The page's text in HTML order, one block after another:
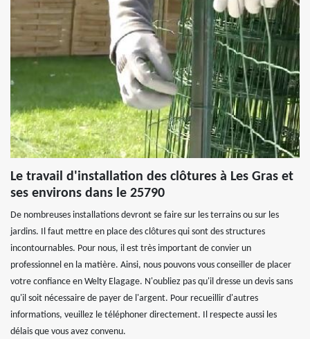
Le travail d'installation des clôtures à Les Gras et
ses environs dans le 25790
De nombreuses installations devront se faire sur les terrains ou sur les
jardins. Il faut mettre en place des clôtures qui sont des structures
incontournables. Pour nous, il est très important de convier un
professionnel en la matière. Ainsi, nous pouvons vous conseiller de placer
votre confiance en Welty Elagage. N'oubliez pas qu'il dresse un devis sans
qu'il soit nécessaire de payer de l'argent. Pour recueillir d'autres
informations, veuillez le téléphoner directement. Il respecte aussi les
délais que vous avez convenu.